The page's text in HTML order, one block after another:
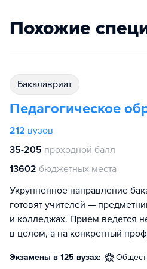
Похожие
бакалавриат
Педагогическое
212 вузов
35-205 проходной балл
13602 бюджетных места
Укрупненное направление
готовят учителей —
и колледжах. Прием ведется
в целом, а на конкретный
Экзамены в 125 вузах: